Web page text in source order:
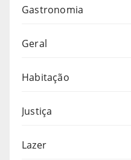
Gastronomia
Geral
Habitação
Justiça
Lazer